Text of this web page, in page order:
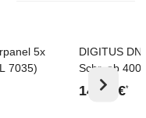
5x
7035)
Top
DIGITUS
Schr. ab 400
grau (RAL
14,70 €*